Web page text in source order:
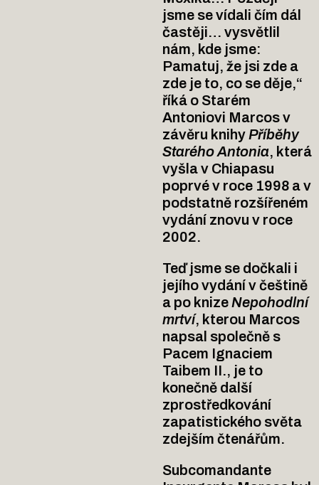
jsme se vídali čím dál
častěji… vysvětlil
nám, kde jsme:
Pamatuj, že jsi zde a
zde je to, co se děje,“
říká o Starém
Antoniovi Marcos v
závěru knihyPříběhy
Starého Antonia, která
vyšla v Chiapasu
poprvé v roce 1998 a v
podstatně rozšířeném
vydání znovu v roce
2002.
Teď jsme se dočkali i
jejího vydání v češtině
a po knizeNepohodlní
mrtví, kterou Marcos
napsal společně s
Pacem Ignaciem
Taibem II., je to
konečně další
zprostředkování
zapatistického světa
zdejším čtenářům.
Subcomandante